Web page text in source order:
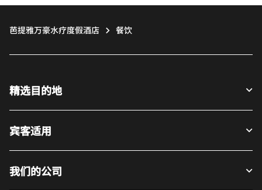
芭提雅万豪水疗度假酒店 餐饮
精选目的地
宾客适用
我们的公司